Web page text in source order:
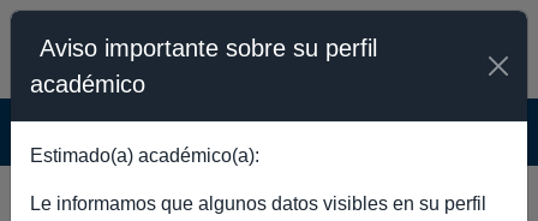
ACADÉMICA - PÚBLICO
JEIRY TORIBIO JIMENEZ
Aviso importante sobre su perfil
académico
Estimado(a) académico(a):
Le informamos que algunos datos visibles en su perfil